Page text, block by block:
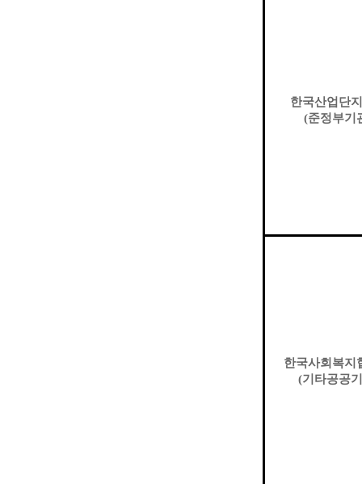
한국산업단
(준정부기
한국사회복지
(기타공공